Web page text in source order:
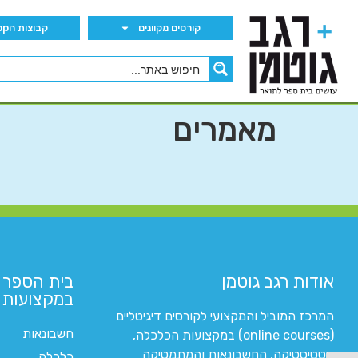
קורסים מקוונים קבוצות הWhatsApp
מאמרים
אודות רגב גוטמן
המרכז המוביל והמקצועי לקורסים דיגיטליים
(online courses) במקצועות הכלכלה,
סטטיסטיקה, החשבונאות והמתמטיקה
בית
במקצועות
חשבונאות